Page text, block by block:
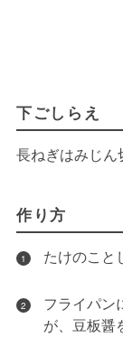
下ごしらえ
長ねぎはみじん
作り方
1 たけのこと
2
フライパン
が、豆板醤